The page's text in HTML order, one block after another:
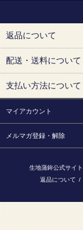
返品について
配送・送料について
支払い方法について
マイアカウント
メルマガ登録・解除
生地蒲鉾公式サイト
返品について /